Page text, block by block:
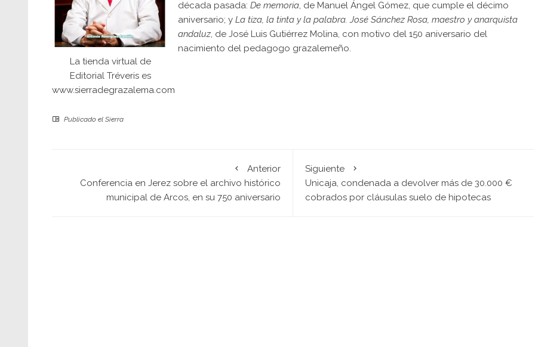
La tienda virtual de
Editorial Tréveris es
www.sierradegrazalema.com
década pasada: De memoria, de Manuel Ángel Gómez, que cumple el décimo
aniversario; y La tiza, la tinta y la palabra. José Sánchez Rosa, maestro y anarquista
andaluz, de José Luis Gutiérrez Molina, con motivo del 150 aniversario del
nacimiento del pedagogo grazalemeño.
Publicado el Sierra
Anterior
Conferencia en Jerez sobre el archivo histórico
municipal de Arcos, en su 750 aniversario
Siguiente
Unicaja, condenada a devolver más de 30.000 €
cobrados por cláusulas suelo de hipotecas